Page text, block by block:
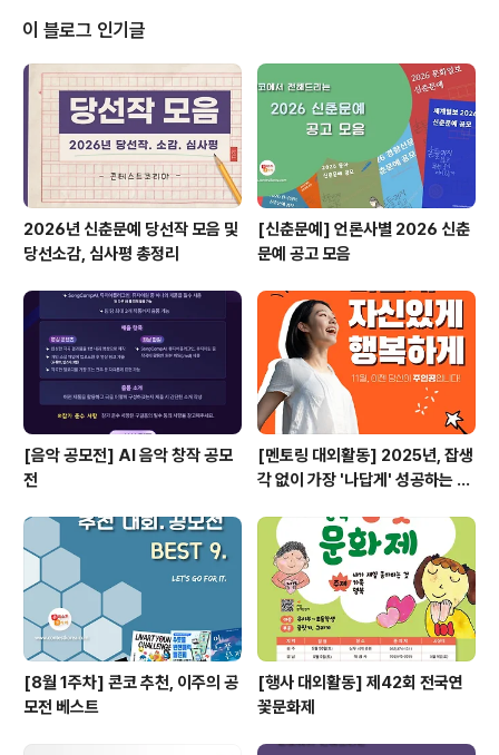
: 세로FHD(1080*1920)이상 화질, 60초 이내의 MP4
파일 ◎ 시상내역총 3편, 상장 및 시상금 100만원- 대상
ㅣ 50만원- 최우수 ㅣ 30만원- 우수 ㅣ 20만원 ◎ 주 최
용인도시공사 많은 분들의 관심과 참여를 바라며, 이상 콘
코에서 소식 전해 드렸습니다...
이 블로그 인기글
2026년 신춘문예 당선작 모음 및
당선소감, 심사평 총정리
[신춘문예] 언론사별 2026 신춘
문예 공고 모음
[음악 공모전] AI 음악 창작 공모
전
[멘토링 대외활동] 2025년, 잡생
각 없이 가장 '나답게' 성공하는 법
[8월 1주차] 콘코 추천, 이주의 공
모전 베스트
[행사 대외활동] 제42회 전국연
꽃문화제